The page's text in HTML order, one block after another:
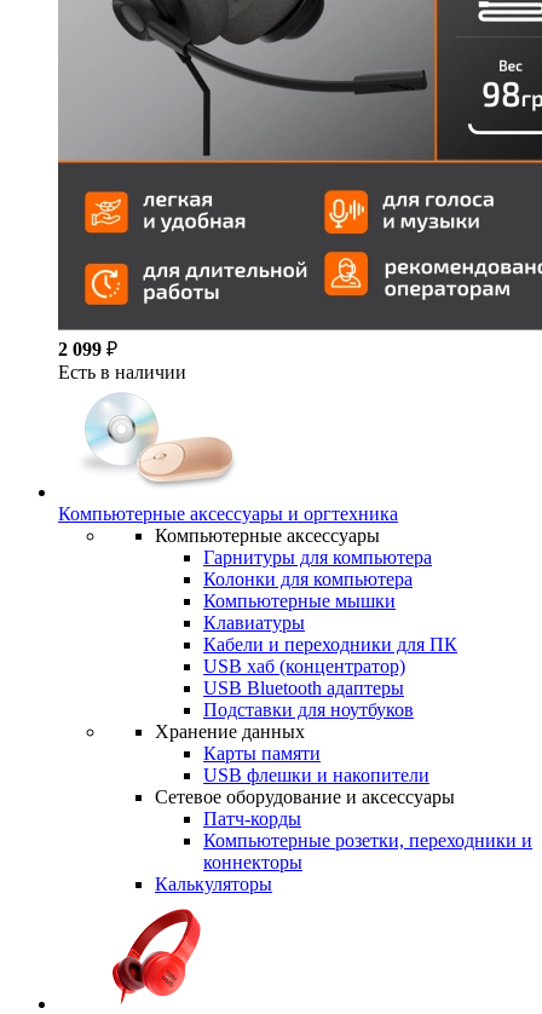
2 099 ₽
Есть в наличии
Компьютерные аксессуары и оргтехника
Компьютерные аксессуары
Гарнитуры для компьютера
Колонки для компьютера
Компьютерные мышки
Клавиатуры
Кабели и переходники для ПК
USB хаб (концентратор)
USB Bluetooth адаптеры
Подставки для ноутбуков
Хранение данных
Карты памяти
USB флешки и накопители
Сетевое оборудование и аксессуары
Патч-корды
Компьютерные розетки, переходники и
коннекторы
Калькуляторы